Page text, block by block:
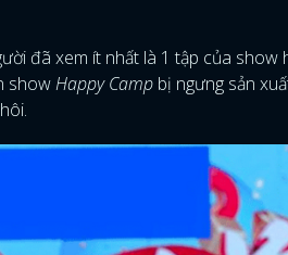
đã xem ít nhất là 1 tập của
showHappy Camp bị ngưng sản